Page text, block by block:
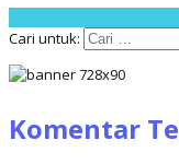
Cari untuk:
Komentar